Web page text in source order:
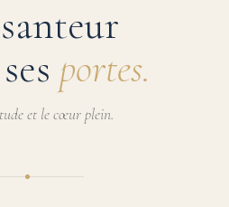
portes.
et le cœur plein.